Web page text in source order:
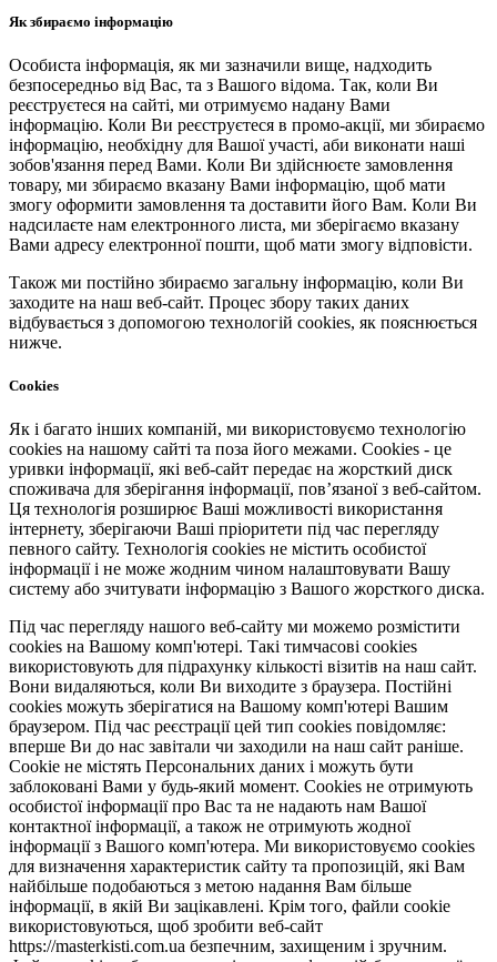
Як збираємо інформацію
Особиста інформація, як ми зазначили вище, надходить
безпосередньо від Вас, та з Вашого відома. Так, коли Ви
реєструєтеся на сайті, ми отримуємо надану Вами
інформацію. Коли Ви реєструєтеся в промо-акції, ми збираємо
інформацію, необхідну для Вашої участі, аби виконати наші
зобов'язання перед Вами. Коли Ви здійснюєте замовлення
товару, ми збираємо вказану Вами інформацію, щоб мати
змогу оформити замовлення та доставити його Вам. Коли Ви
надсилаєте нам електронного листа, ми зберігаємо вказану
Вами адресу електронної пошти, щоб мати змогу відповісти.
Також ми постійно збираємо загальну інформацію, коли Ви
заходите на наш веб-сайт. Процес збору таких даних
відбувається з допомогою технологій cookies, як пояснюється
нижче.
Cookies
Як і багато інших компаній, ми використовуємо технологію
cookies на нашому сайті та поза його межами. Cookies - це
уривки інформації, які веб-сайт передає на жорсткий диск
споживача для зберігання інформації, пов’язаної з веб-сайтом.
Ця технологія розширює Ваші можливості використання
інтернету, зберігаючи Ваші пріоритети під час перегляду
певного сайту. Технологія cookies не містить особистої
інформації і не може жодним чином налаштовувати Вашу
систему або зчитувати інформацію з Вашого жорсткого диска.
Під час перегляду нашого веб-сайту ми можемо розмістити
cookies на Вашому комп'ютері. Такі тимчасові cookies
використовують для підрахунку кількості візитів на наш сайт.
Вони видаляються, коли Ви виходите з браузера. Постійні
cookies можуть зберігатися на Вашому комп'ютері Вашим
браузером. Під час реєстрації цей тип cookies повідомляє:
вперше Ви до нас завітали чи заходили на наш сайт раніше.
Cookie не містять Персональних даних і можуть бути
заблоковані Вами у будь-який момент. Сookies не отримують
особистої інформації про Вас та не надають нам Вашої
контактної інформації, а також не отримують жодної
інформації з Вашого комп'ютера. Ми використовуємо cookies
для визначення характеристик сайту та пропозицій, які Вам
найбільше подобаються з метою надання Вам більше
інформації, в якій Ви зацікавлені. Крім того, файли cookie
використовуються, щоб зробити веб-сайт
https://masterkisti.com.ua безпечним, захищеним і зручним.